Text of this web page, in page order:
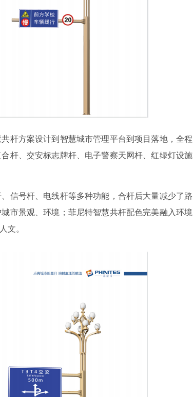
杆方案设计到智慧城市管理平台到项目落地，全程
杆、交安标志牌杆、电子警察天网杆、红绿灯设施
信号杆、电线杆等多种功能，合杆后大量减少了路
市景观、环境；菲尼特智慧共杆配色完美融入环境
文。